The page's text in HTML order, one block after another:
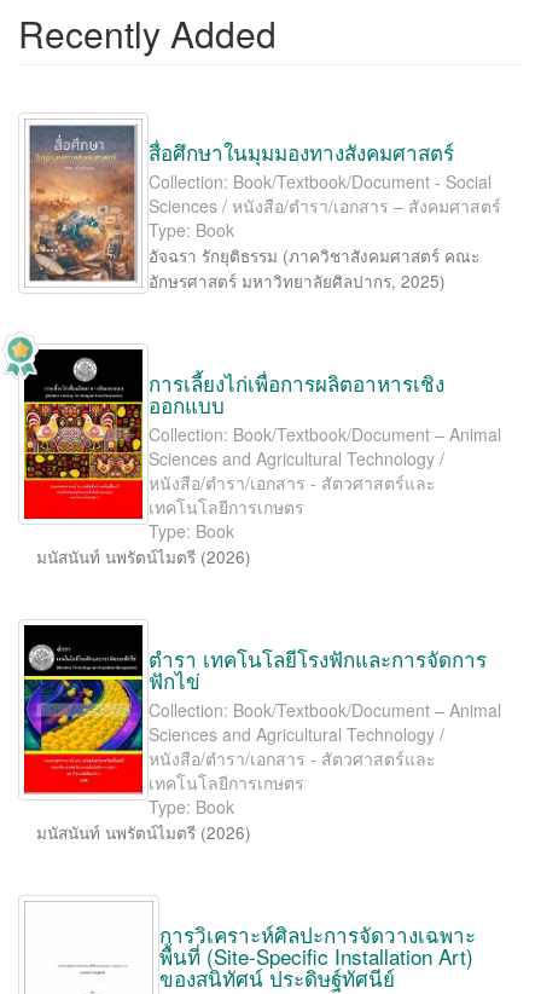
Recently Added
สื่อศึกษาในมุมมองทางสังคมศาสตร์
Collection: Book/Textbook/Document - Social
Sciences / หนังสือ/ตำรา/เอกสาร – สังคมศาสตร์
Type: Book
อัจฉรา รักยุติธรรม (ภาควิชาสังคมศาสตร์ คณะ
อักษรศาสตร์ มหาวิทยาลัยศิลปากร, 2025)
การเลี้ยงไก่เพื่อการผลิตอาหารเชิง
ออกแบบ
Collection: Book/Textbook/Document – Animal
Sciences and Agricultural Technology /
หนังสือ/ตำรา/เอกสาร - สัตวศาสตร์และ
เทคโนโลยีการเกษตร
Type: Book
มนัสนันท์ นพรัตน์ไมตรี (2026)
ตำรา เทคโนโลยีโรงฟักและการจัดการ
ฟักไข่
Collection: Book/Textbook/Document – Animal
Sciences and Agricultural Technology /
หนังสือ/ตำรา/เอกสาร - สัตวศาสตร์และ
เทคโนโลยีการเกษตร
Type: Book
มนัสนันท์ นพรัตน์ไมตรี (2026)
การวิเคราะห์ศิลปะการจัดวางเฉพาะ
พื้นที่ (Site-Speciﬁc Installation Art)
ของสนิทัศน์ ประดิษฐ์ทัศนีย์